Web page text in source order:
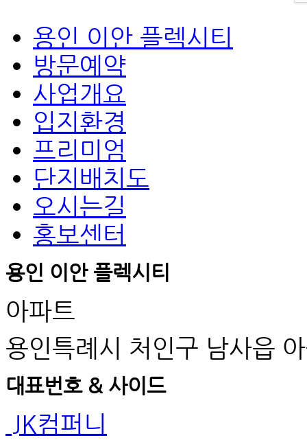
용인 이안 플렉시티
방문예약
사업개요
입지환경
프리미엄
단지배치도
오시는길
홍보센터
용인 이안 플렉시티
아파트
용인특례시 처인구 남사읍
대표번호 & 사이드
JK컴퍼니